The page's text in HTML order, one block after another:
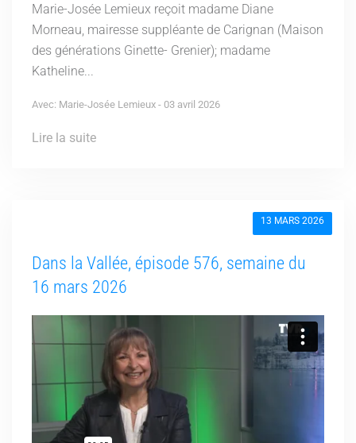
Marie-Josée Lemieux reçoit madame Diane
Morneau, mairesse suppléante de Carignan (Maison
des générations Ginette- Grenier); madame
Katheline...
Avec: Marie-Josée Lemieux - 03 avril 2026
Lire la suite
13 MARS 2026
Dans la Vallée, épisode 576, semaine du
16 mars 2026